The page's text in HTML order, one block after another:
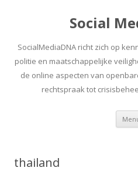
Social
SocialMediaDNA richt zich op
politie en maatschappelijke
de online aspecten van
rechtspraak tot
thailand